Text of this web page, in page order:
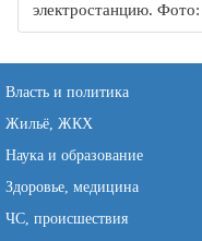
электростанцию.
Власть и политика
Жильё, ЖКХ
Наука и образование
Здоровье, медицина
ЧС, происшествия